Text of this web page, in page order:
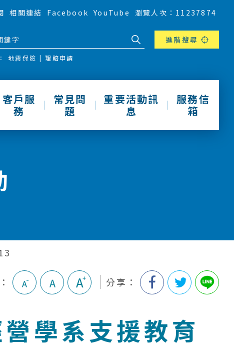
相關連結 Facebook YouTube 瀏覽人次：11237874
進階搜尋
地震保險 理賠申請
客戶服
務
常見問
題
重要活動訊
息
服務信
箱
分享：
學系支援教育